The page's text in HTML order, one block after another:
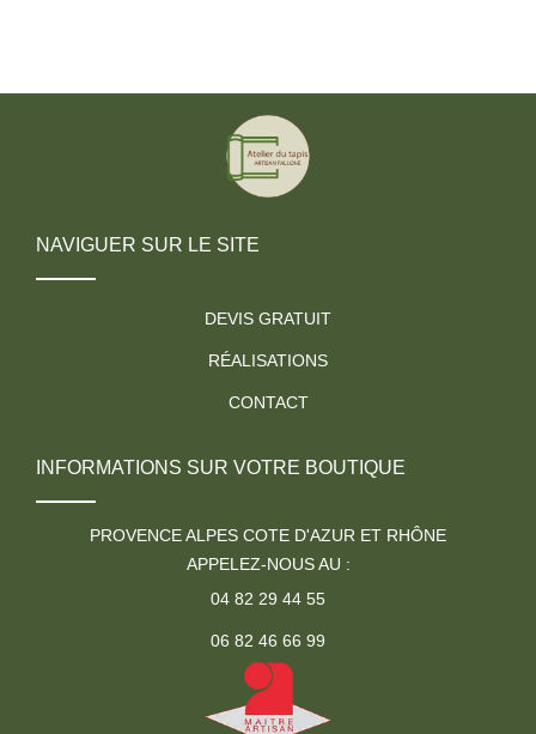
NAVIGUER SUR LE SITE
DEVIS GRATUIT
RÉALISATIONS
CONTACT
INFORMATIONS SUR VOTRE BOUTIQUE
PROVENCE ALPES COTE D'AZUR ET RHÔNE
APPELEZ-NOUS AU :
04 82 29 44 55
06 82 46 66 99